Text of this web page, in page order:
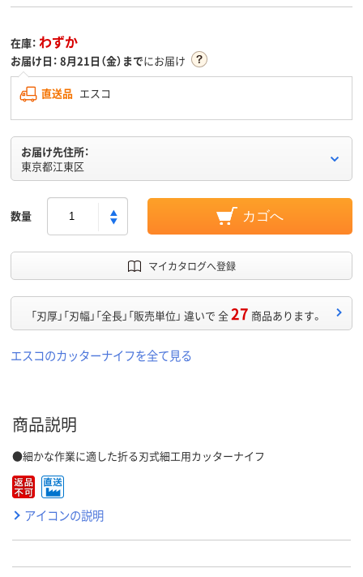
在庫： わずか
お届け日： 8月21日（金）までにお届け
直送品 エスコ
お届け先住所：
東京都江東区
数量 カゴへ
マイカタログへ登録
「刃厚」「刃幅」「全長」「販売単位」 違いで 全27 商品あります。
エスコのカッターナイフを全て見る
商品説明
●細かな作業に適した折る刃式細工用カッターナイフ
アイコンの説明